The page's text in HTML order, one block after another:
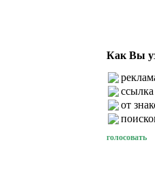
Как Вы
от
голосовать